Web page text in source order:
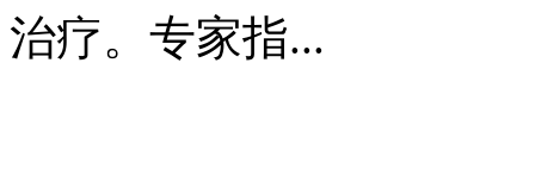
治疗。专家指...